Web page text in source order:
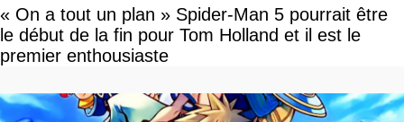
« On a tout un plan » Spider-Man 5 pourrait être
le début de la fin pour Tom Holland et il est le
premier enthousiaste